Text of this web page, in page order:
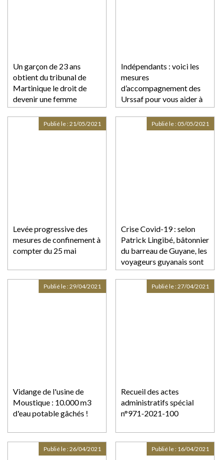
Un garçon de 23 ans
obtient du tribunal de
Martinique le droit de
devenir une femme
Indépendants : voici les
mesures
d’accompagnement des
Urssaf pour vous aider à
régler vos cotisations
Levée progressive des
mesures de confinement à
compter du 25 mai
Publié le :21/05/2021
Crise Covid-19 : selon
Patrick Lingibé, bâtonnier
du barreau de Guyane, les
voyageurs guyanais sont
traités comme "des
délinquants sanitaires"
Publié le : 05/05/2021
Vidange de l'usine de
Moustique : 10.000 m3
d'eau potable gâchés !
Publié le :29/04/2021
Recueil des actes
administratifs spécial
n°971-2021-100
Publié le :27/04/2021
Publié le :26/04/2021 Publié le : 16/04/2021